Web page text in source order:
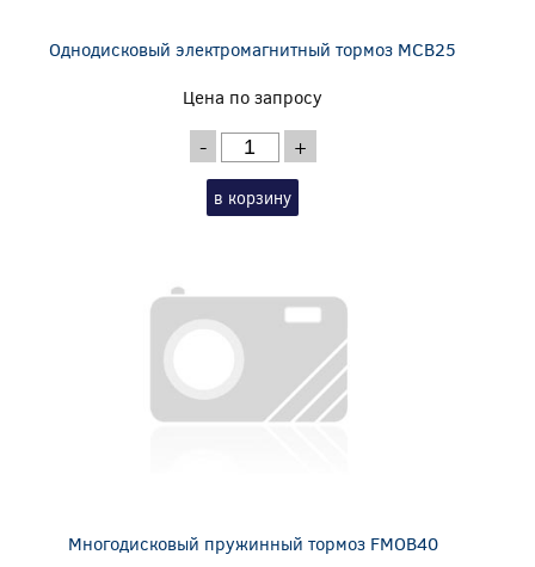
Однодисковый электромагнитный тормоз MCB25
Цена по запросу
- +
в корзину
Многодисковый пружинный тормоз FMOB40